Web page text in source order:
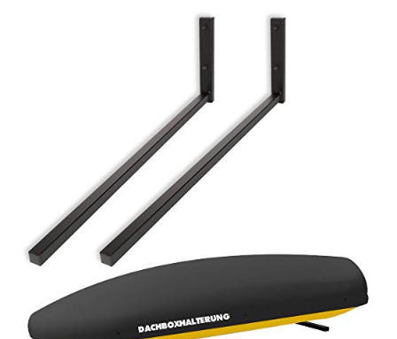
unterschiedliche Dachboxen aufzunehmen.
Suchen Sie nach einer Halterung, die zu Ihrer
Dachbox passt und Ihnen die bestmögliche
die Tragfähigkeit der Halterung zu überprüfen, um
sicherzustellen, dass sie das Gewicht Ihrer
Dachbox tragen kann.
Zuletzt aktualisiert:24. Juni 2026